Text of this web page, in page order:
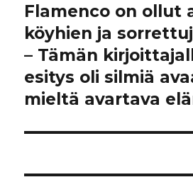
Flamenco on ollut
köyhien ja
– Tämän
esitys oli silmiä
mieltä avartava